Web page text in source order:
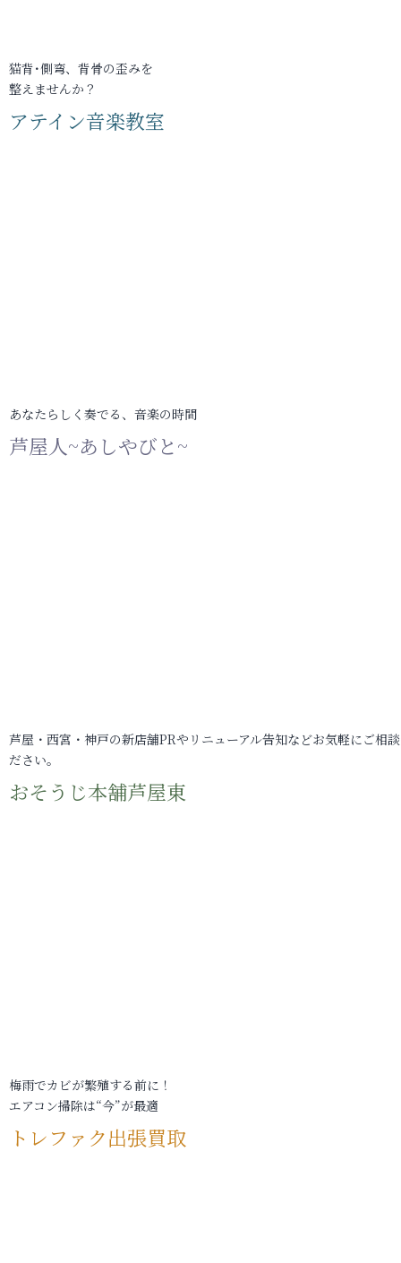
猫背･側弯、背骨の歪みを
整えませんか？
アテイン音楽教室
あなたらしく奏でる、音楽の時間
芦屋人~あしやびと~
芦屋・西宮・神戸の新店舗PRやリニューアル告知などお気軽にご相
ださい。
おそうじ本舗芦屋東
梅雨でカビが繁殖する前に！
エアコン掃除は“今”が最適
トレファク出張買取